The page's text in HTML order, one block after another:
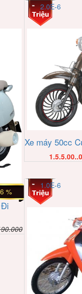
%
2.0E-6
Xe máy 50cc
1.0E-6